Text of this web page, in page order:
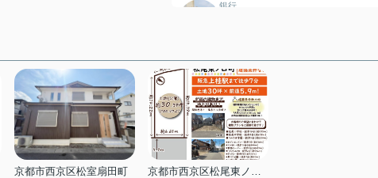
銀行
スーパー
フレスコ桂店
467ｍ（6分）
小学校
桂小学校
401ｍ（6分）
中学校
京都市西京区松室扇田町
京都市西京区松尾東ノ口町